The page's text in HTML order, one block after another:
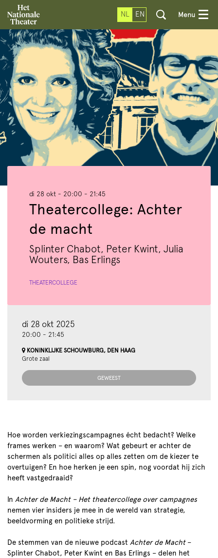
NL EN Menu
Theatercollege: Achter
de macht
Splinter Chabot, Peter Kwint, Julia
Wouters, Bas Erlings
di 28 okt - 20:00 - 21:45
THEATERCOLLEGE
di 28 okt 2025
20:00 - 21:45
KONINKLIJKE SCHOUWBURG, DEN HAAG
Grote zaal
GEWEEST
Hoe worden verkiezingscampagnes écht bedacht? Welke
frames werken – en waarom? Wat gebeurt er achter de
schermen als politici alles op alles zetten om de kiezer te
overtuigen? En hoe herken je een spin, nog voordat hij zich
heeft vastgedraaid?
In Achter de Macht – Het theatercollege over campagnes
nemen vier insiders je mee in de wereld van strategie,
beeldvorming en politieke strijd.
De stemmen van de nieuwe podcast Achter de Macht –
Splinter Chabot, Peter Kwint en Bas Erlings – delen het